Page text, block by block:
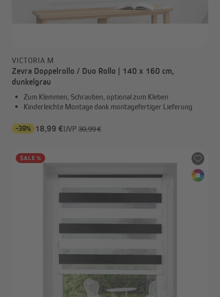
VICTORIA M
Zevra Doppelrollo / Duo Rollo | 140 x 160 cm,
dunkelgrau
Zum Klemmen, Schrauben, optional zum Kleben
Kinderleichte Montage dank montagefertiger Lieferung
-39% 18,99 €UVP 30,99 €